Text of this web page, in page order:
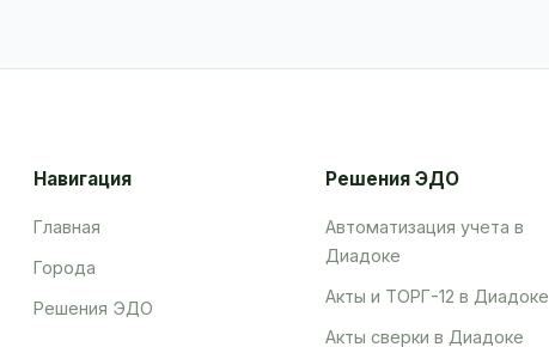
Навигация
Главная
Города
Решения ЭДО
Решения ЭДО
Автоматизация учета в
Диадоке
Акты и ТОРГ-12 в Диадоке
Акты сверки в Диадоке